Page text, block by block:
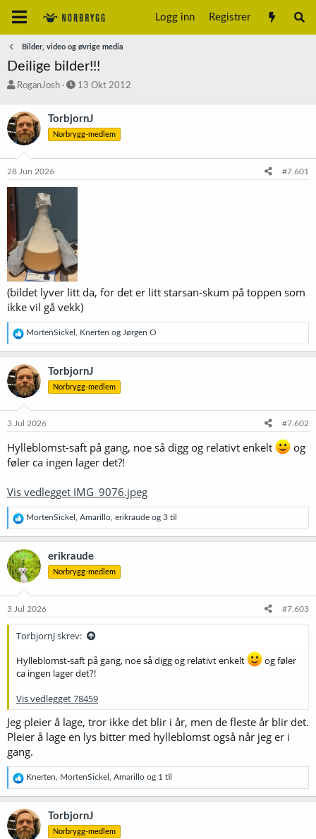
Logg inn Registrer
Bilder, video og øvrige media
Deilige bilder!!!
T
å
d
s
a
r
t
RoganJosh
S
r
t
a
o
13 Okt 2012
TorbjornJ
Norbrygg-medlem
28 Jun 2026 #7.601
(bildet lyver litt da, for det er litt starsan-skum på toppen som
ikke vil gå vekk)
R
e
a
k
s
j
o
e
MortenSickel Knerten og Jørgen O
TorbjornJ
Norbrygg-medlem
3 Jul 2026 #7.602
Hylleblomst-saft på gang, noe så digg og relativt enkelt
og
føler ca ingen lager det?!
Vis vedlegget IMG_9076.jpeg
R
e
a
k
s
j
o
e
MortenSickel Amarillo erikraude og 3 til
erikraude
Norbrygg-medlem
3 Jul 2026 #7.603
TorbjornJ skrev:
Hylleblomst-saft på gang, noe så digg og relativt enkelt
og føler
ca ingen lager det?!
Vis vedlegget 78459
Jeg pleier å lage, tror ikke det blir i år, men de fleste år blir det.
Pleier å lage en lys bitter med hylleblomst også når jeg er i
gang.
R
e
a
k
s
j
Knerten MortenSickel Amarillo og 1 til
TorbjornJ
Norbrygg-medlem